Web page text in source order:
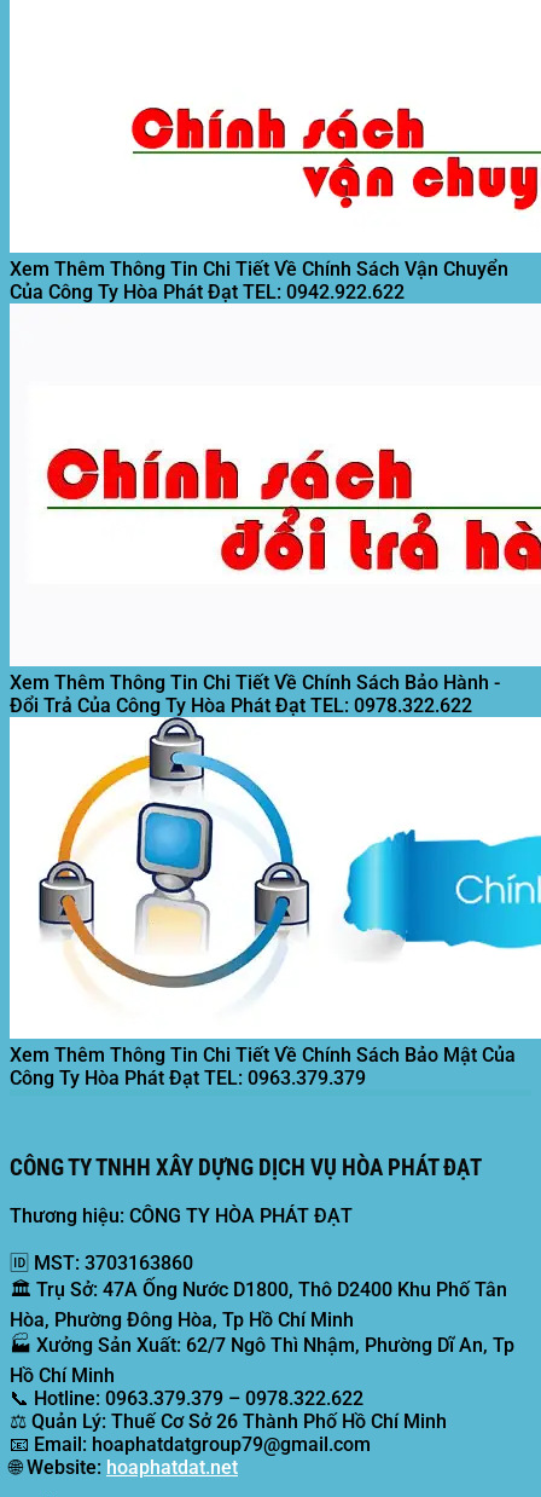
Xem Thêm Thông Tin Chi Tiết Về Chính Sách Vận Chuyển
Của Công Ty Hòa Phát Đạt TEL: 0942.922.622
Xem Thêm Thông Tin Chi Tiết Về Chính Sách Bảo Hành -
Đổi Trả Của Công Ty Hòa Phát Đạt TEL: 0978.322.622
Xem Thêm Thông Tin Chi Tiết Về Chính Sách Bảo Mật Của
Công Ty Hòa Phát Đạt TEL: 0963.379.379
CÔNG TY TNHH XÂY DỰNG DỊCH VỤ HÒA PHÁT ĐẠT
Thương hiệu: CÔNG TY HÒA PHÁT ĐẠT
🆔 MST: 3703163860
🏛️ Trụ Sở: 47A Ống Nước D1800, Thô D2400 Khu Phố Tân
Hòa, Phường Đông Hòa, Tp Hồ Chí Minh
🏭 Xưởng Sản Xuất: 62/7 Ngô Thì Nhậm, Phường Dĩ An, Tp
Hồ Chí Minh
📞 Hotline: 0963.379.379 – 0978.322.622
⚖️ Quản Lý: Thuế Cơ Sở 26 Thành Phố Hồ Chí Minh
📧 Email: hoaphatdatgroup79@gmail.com
🌐Website: hoaphatdat.net